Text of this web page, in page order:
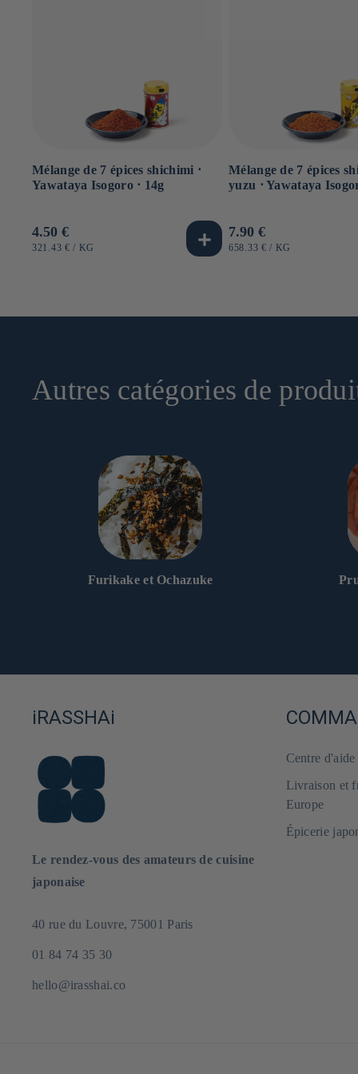
Mélange de 7 épices shichimi ⋅
Yawataya Isogoro ⋅ 14g
Prix
habituel
4.50 €
PRIX
321.43 € / PAR
KG
Mélange de 7 épices
yuzu ⋅ Yawataya
Prix
habituel
7.90 €
PRIX
658.33 € / PAR
KG
Autres catégories de
Furikake et Ochazuke
iRASSHAi
Le rendez-vous des amateurs de cuisine
japonaise
40 rue du Louvre, 75001 Paris
01 84 74 35 30
hello@irasshai.co
Centre
Livraison et
Europe
Épicerie